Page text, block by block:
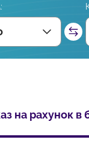
на рахунок в